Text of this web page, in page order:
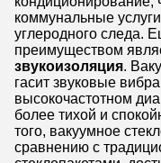
коммунальные
углеродного следа.
преимуществом
звукоизоляция.
гасит звуковые
высокочастотном
более тихой и
того, вакуумное
сравнению с